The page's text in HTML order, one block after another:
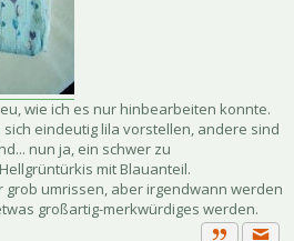
wie ich es nur hinbearbeiten konnte.
eindeutig lila vorstellen, andere sind
nun ja, ein schwer zu
mit Blauanteil.
grob umrissen, aber irgendwann werden
großartig-merkwürdiges werden.